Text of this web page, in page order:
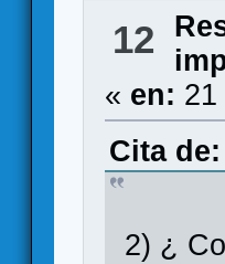
12
« en:
Cita
2) ¿